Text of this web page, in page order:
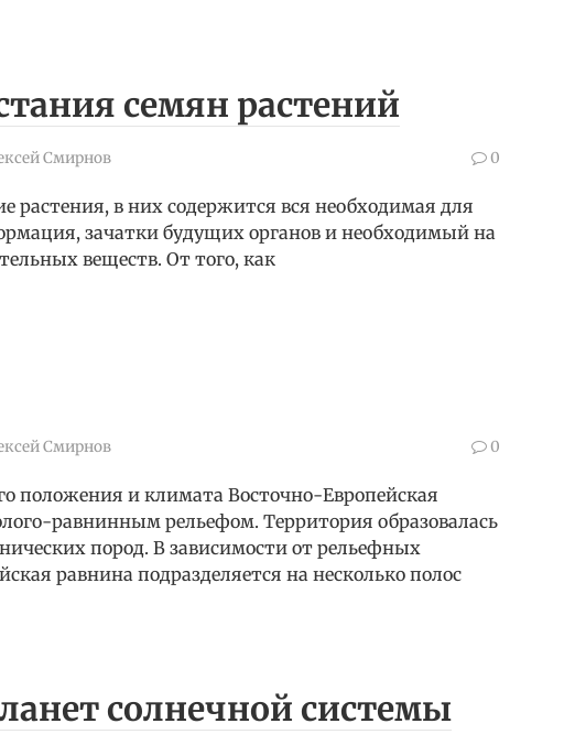
семян растений
Смирнов 0
в них содержится вся необходимая для
зачатки будущих органов и необходимый на
веществ. От того, как
Смирнов 0
положения и климата Восточно-Европейская
равнинным рельефом. Территория образовалась
пород. В зависимости от рельефных
равнина подразделяется на несколько полос
солнечной системы